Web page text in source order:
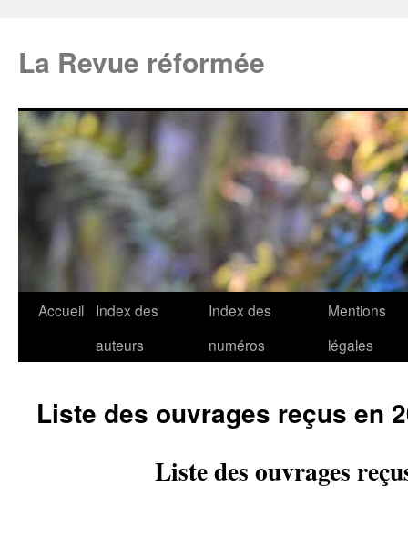
La Revue réformée
Accueil
Index des
auteurs
Index des
numéros
Mentions
légales
Liste des ouvrages reçus en
Liste des ouvrages